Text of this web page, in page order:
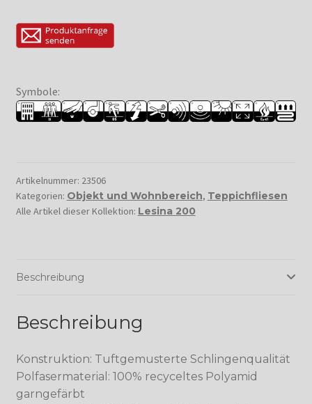
Symbole:
Artikelnummer: 23506
Kategorien: Objekt und Wohnbereich, Teppichfliesen
Alle Artikel dieser Kollektion: Lesina 200
Beschreibung
Beschreibung
Konstruktion: Tuftgemusterte Schlingenqualität
Polfasermaterial: 100% recyceltes Polyamid
garngefärbt